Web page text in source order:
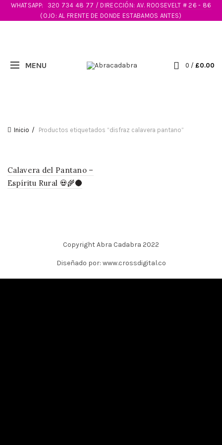
WHATSAPP:
320 734 48 77 / DIRECCIÓN: AV. ROOSEVELT # 26 - 86
(OJO: AL FRENTE DE DONDE ESTABAMOS ANTES)
0 / £0.00
Inicio Productos etiquetados “disfraz calavera pantano”
Calavera del Pantano –
Espíritu Rural 💀🌾🌑
Copyright Abra Cadabra 2022
Diseñado por: www.crossdigital.co